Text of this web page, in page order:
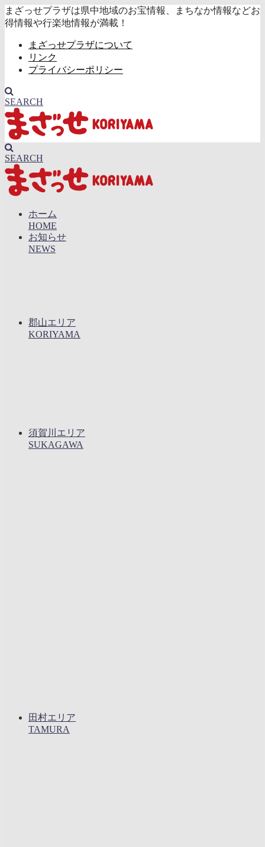
まざっせプラザは県中地域のお宝情報、まちなか情報などお
得情報や行楽地情報が満載！
まざっせプラザについて
リンク
プライバシーポリシー
SEARCH
SEARCH
ホーム
HOME
お知らせ
NEWS
郡山エリア
KORIYAMA
須賀川エリア
SUKAGAWA
田村エリア
TAMURA